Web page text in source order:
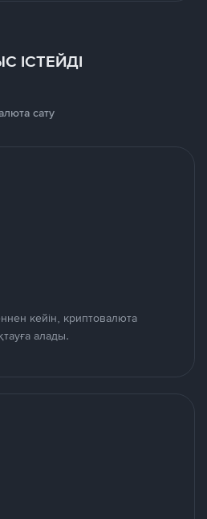
ІСТЕЙДІ
сату
кейін, криптовалюта
алады.